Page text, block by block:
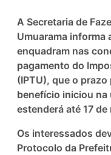
A Secretaria de
Umuarama
enquadram nas
pagamento do
(IPTU), que o
benefício iniciou na
estenderá até 17 de
Os interessados
Protocolo da